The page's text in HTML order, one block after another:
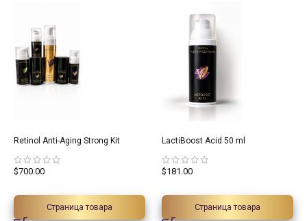
Retinol Anti-Aging Strong Kit
$700.00
Страница товара
LactiBoost Acid 50 ml
$181.00
Страница товара